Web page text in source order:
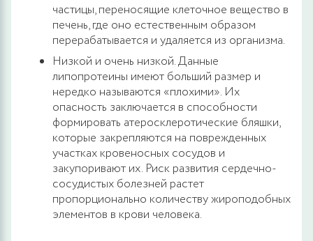
частицы, переносящие клеточное вещество в
печень, где оно естественным образом
перерабатывается и удаляется из организма.
Низкой и очень низкой. Данные
липопротеины имеют больший размер и
нередко называются «плохими». Их
опасность заключается в способности
формировать атеросклеротические бляшки,
которые закрепляются на поврежденных
участках кровеносных сосудов и
закупоривают их. Риск развития сердечно-
сосудистых болезней растет
пропорционально количеству жироподобных
элементов в крови человека.